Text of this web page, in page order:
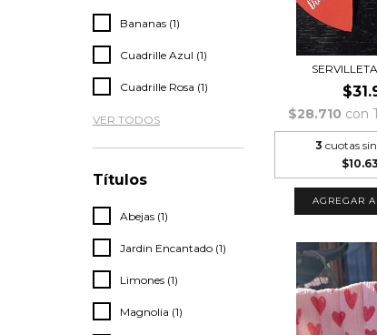
Bananas (1)
Cuadrille Azul (1)
Cuadrille Rosa (1)
VER TODOS
Títulos
Abejas (1)
Jardin Encantado (1)
Limones (1)
Magnolia (1)
$28.710 con
3 cuotas